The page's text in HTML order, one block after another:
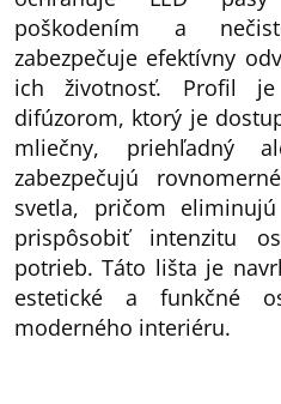
poškodením a
zabezpečuje efektívny
ich životnosť. Profil je
difúzorom, ktorý je
mliečny, priehľadný
zabezpečujú
svetla, pričom
prispôsobiť intenzitu
potrieb. Táto lišta je
estetické a funkčné
moderného interiéru.